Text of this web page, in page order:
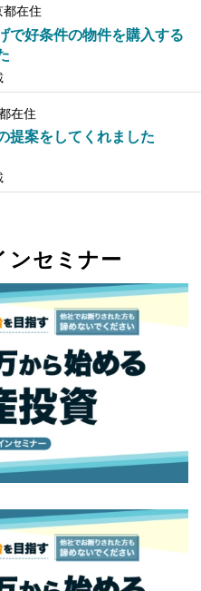
在住
で好条件の物件を購入する
在住
提案をしてくれました
ンセミナー